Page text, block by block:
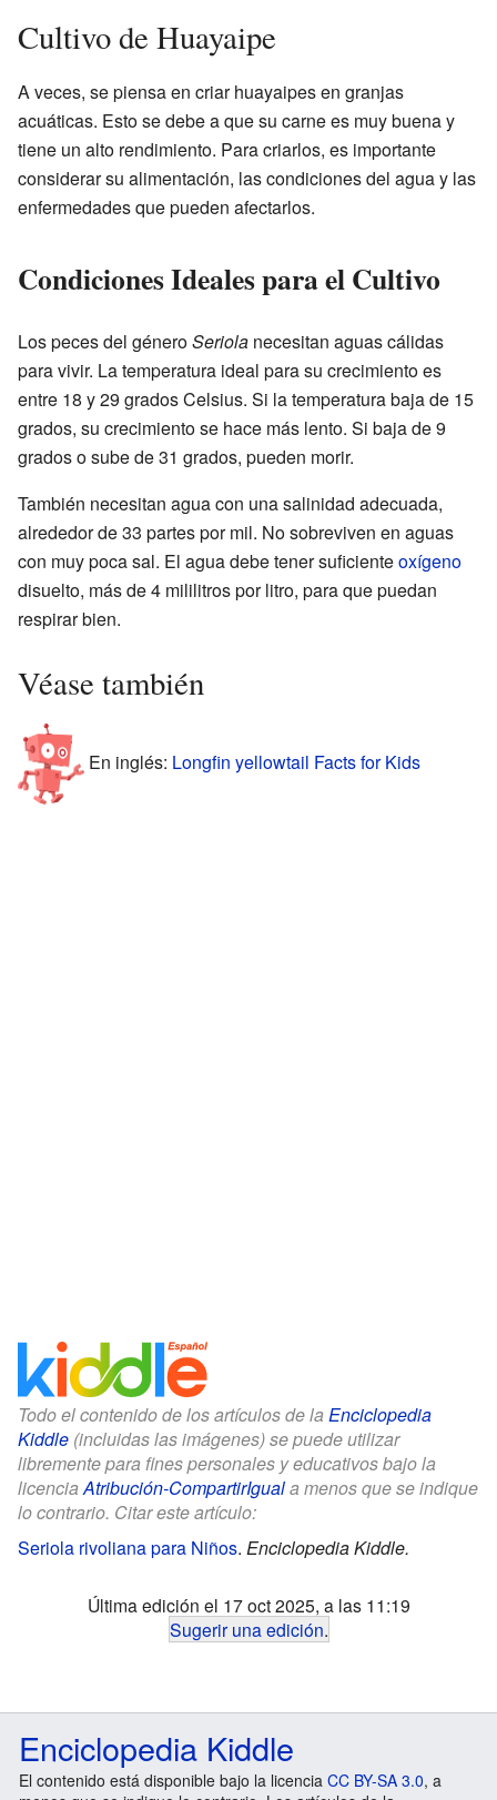
Cultivo de Huayaipe
A veces, se piensa en criar huayaipes en granjas
acuáticas. Esto se debe a que su carne es muy buena y
tiene un alto rendimiento. Para criarlos, es importante
considerar su alimentación, las condiciones del agua y las
enfermedades que pueden afectarlos.
Condiciones Ideales para el Cultivo
Los peces del géneroSeriola necesitan aguas cálidas
para vivir. La temperatura ideal para su crecimiento es
entre 18 y 29 grados Celsius. Si la temperatura baja de 15
grados, su crecimiento se hace más lento. Si baja de 9
grados o sube de 31 grados, pueden morir.
También necesitan agua con una salinidad adecuada,
alrededor de 33 partes por mil. No sobreviven en aguas
con muy poca sal. El agua debe tener suficienteoxígeno
disuelto, más de 4 mililitros por litro, para que puedan
respirar bien.
Véase también
En inglés: Longfin yellowtail Facts for Kids
Todo el contenido de los artículos de la Enciclopedia
Kiddle (incluidas las imágenes) se puede utilizar
libremente para fines personales y educativos bajo la
licenciaAtribución-CompartirIguala menos que se indique
lo contrario. Citar este artículo:
Seriola rivoliana para Niños. Enciclopedia Kiddle.
Última edición el 17 oct 2025, a las 11:19
Sugerir una edición.
Enciclopedia Kiddle
El contenido está disponible bajo la licencia CC BY-SA 3.0, a